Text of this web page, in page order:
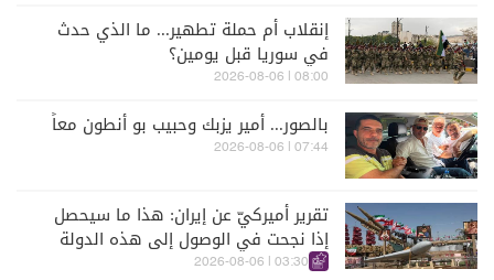
إنقلاب أم حملة تطهير... ما الذي حدث
في سوريا قبل يومين؟
08:00 | 2026-08-06
بالصور... أمير يزبك وحبيب بو أنطون معاً
07:44 | 2026-08-06
تقرير أميركيّ عن إيران: هذا ما سيحصل
إذا نجحت في الوصول إلى هذه الدولة
الآسيويّة
03:30 | 2026-08-06